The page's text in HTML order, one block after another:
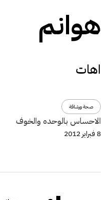
هوانم
اهات
صحة ورشاقة
الاحساس بالوحده والخوف
8 فبراير 2012